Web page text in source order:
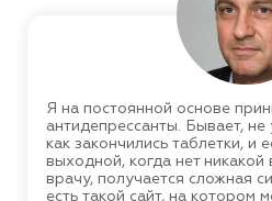
Я на постоянной основе
антидепрессанты. Бывает,
как закончились таблетки, и
выходной, когда нет
врачу, получается сложная
есть такой сайт, на котором